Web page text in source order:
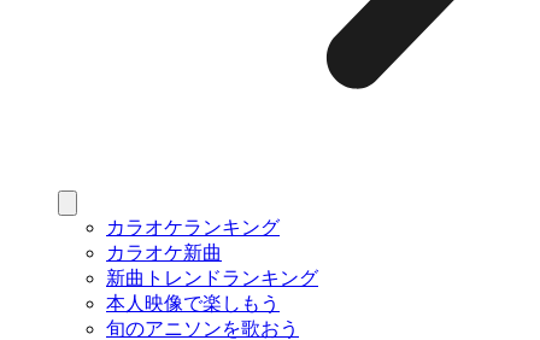
カラオケランキング
カラオケ新曲
新曲トレンドランキング
本人映像で楽しもう
旬のアニソンを歌おう